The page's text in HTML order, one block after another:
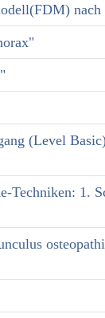
nach
(Level
Techniken: 1.